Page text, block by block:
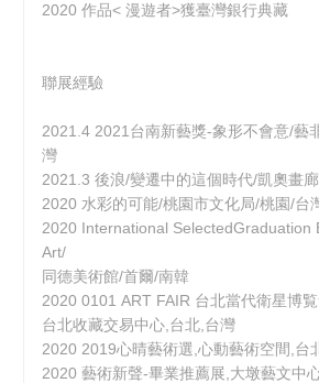
2020 作品< 漫遊者>獲臺灣銀行典藏
聯展經驗
2021.4 2021台南新藝獎-象形不會意/藝
灣
2021.3 後浪/變遷中的這個時代/凱奧畫
2020 水彩的可能/桃園市文化局/桃園/台
2020 International SelectedGraduation
Art/
同德美術館/首爾/南韓
2020 0101 ART FAIR 台北當代衛星博
台北收藏交易中心,台北,台灣
2020 2019心晴藝術選,心動藝術空間,台
2020 藝術新聲-畢業推薦展,大墩藝文中